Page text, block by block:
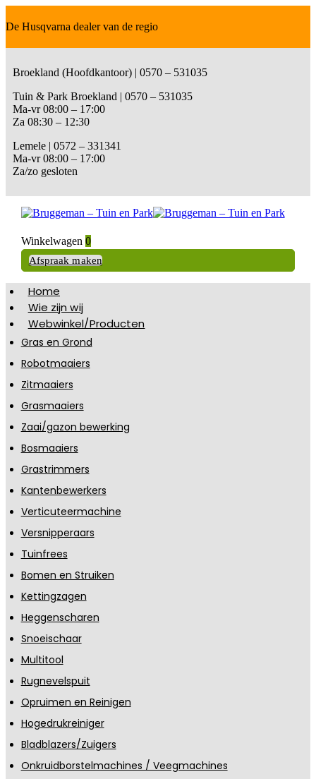
De Husqvarna dealer van de regio
Broekland (Hoofdkantoor) | 0570 – 531035
Tuin & Park Broekland | 0570 – 531035
Ma-vr 08:00 – 17:00
Za 08:30 – 12:30
Lemele | 0572 – 331341
Ma-vr 08:00 – 17:00
Za/zo gesloten
Winkelwagen 0
Afspraak maken
Home
Wie zijn wij
Webwinkel/Producten
Gras en Grond
Robotmaaiers
Zitmaaiers
Grasmaaiers
Zaai/gazon bewerking
Bosmaaiers
Grastrimmers
Kantenbewerkers
Verticuteermachine
Versnipperaars
Tuinfrees
Bomen en Struiken
Kettingzagen
Heggenscharen
Snoeischaar
Multitool
Rugnevelspuit
Opruimen en Reinigen
Hogedrukreiniger
Bladblazers/Zuigers
Onkruidborstelmachines / Veegmachines